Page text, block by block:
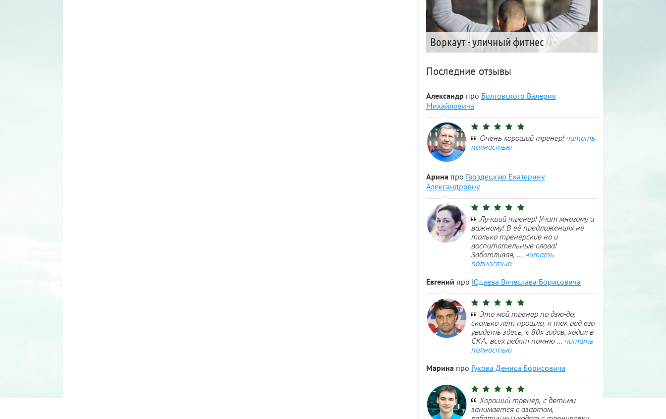
Воркаут - уличный фитнес
Последние отзывы
Александр про Болтовского Валерия
Михайловича
Очень хороший тренер! читать
полностью
Арина про Гвоздецкую Екатерину
Александровну
Лучший тренер! Учит многому и
важному! В её предложениях не
только тренерские но и
воспитательные слова!
Заботливая, ... читать
полностью
Евгений про Юдаева Вячеслава Борисовича
Это мой тренер по дзю-до,
сколько лет прошло, я так рад его
увидеть здесь, с 80х годов, ходил в
СКА, всех ребят помню ... читать
полностью
Марина про Гукова Дениса Борисовича
Хороший тренер, с детьми
занимается с азартом,